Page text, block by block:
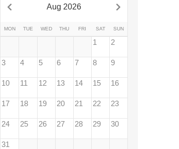
Aug 2026
MON TUE WED THU FRI SAT SUN
1 2
3 4 5 6 7 8 9
10 11 12 13 14 15 16
17 18 19 20 21 22 23
24 25 26 27 28 29 30
31